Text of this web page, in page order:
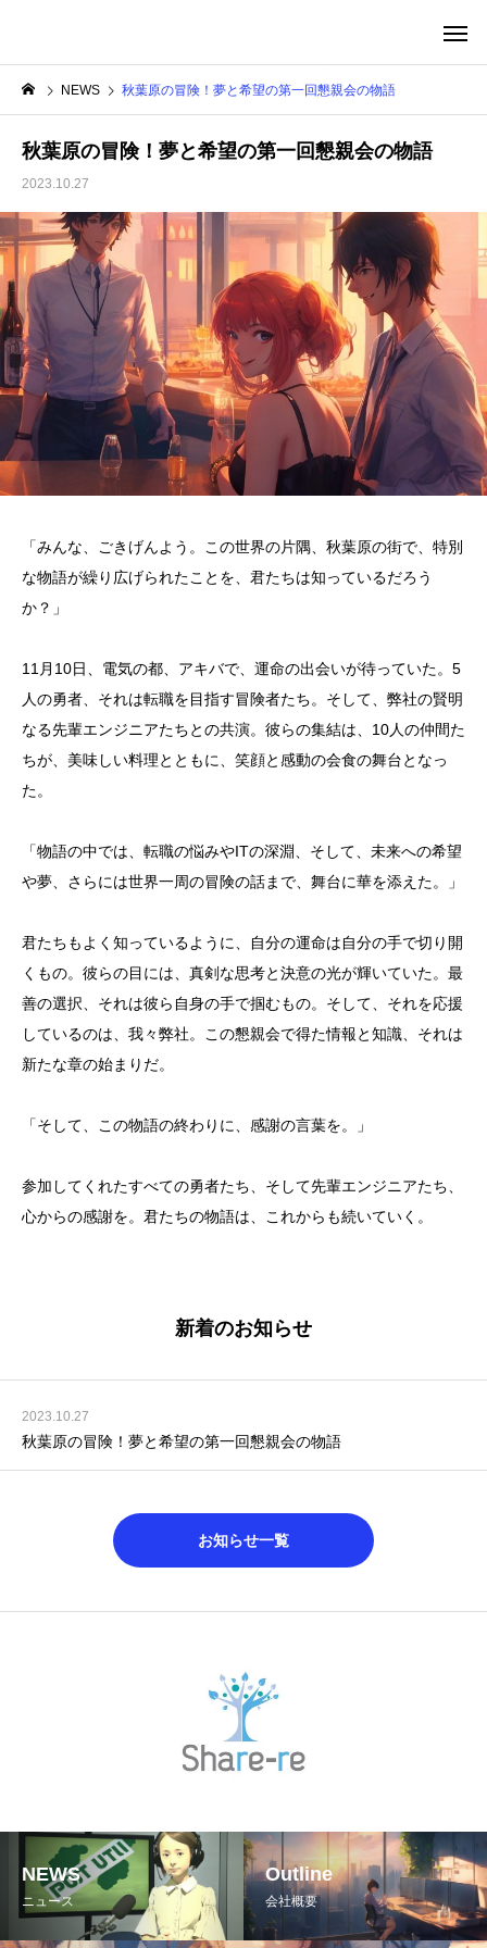
NEWS 秋葉原の冒険！夢と希望の第一回懇親会の物語
秋葉原の冒険！夢と希望の第一回懇親会の物語
2023.10.27
「みんな、ごきげんよう。この世界の片隅、秋葉原の街で、特別
な物語が繰り広げられたことを、君たちは知っているだろう
か？」
11月10日、電気の都、アキバで、運命の出会いが待っていた。5
人の勇者、それは転職を目指す冒険者たち。そして、弊社の賢明
なる先輩エンジニアたちとの共演。彼らの集結は、10人の仲間た
ちが、美味しい料理とともに、笑顔と感動の会食の舞台となっ
た。
「物語の中では、転職の悩みやITの深淵、そして、未来への希望
や夢、さらには世界一周の冒険の話まで、舞台に華を添えた。」
君たちもよく知っているように、自分の運命は自分の手で切り開
くもの。彼らの目には、真剣な思考と決意の光が輝いていた。最
善の選択、それは彼ら自身の手で掴むもの。そして、それを応援
しているのは、我々弊社。この懇親会で得た情報と知識、それは
新たな章の始まりだ。
「そして、この物語の終わりに、感謝の言葉を。」
参加してくれたすべての勇者たち、そして先輩エンジニアたち、
心からの感謝を。君たちの物語は、これからも続いていく。
新着のお知らせ
2023.10.27
秋葉原の冒険！夢と希望の第一回懇親会の物語
お知らせ一覧
NEWS
ニュース
Outline
会社概要